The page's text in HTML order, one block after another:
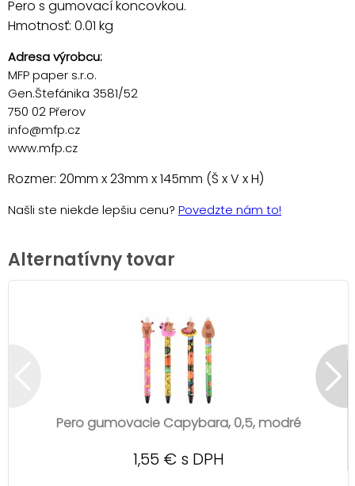
Pero s gumovací koncovkou.
Hmotnosť: 0.01 kg
Adresa výrobcu:
MFP paper s.r.o.
Gen.Štefánika 3581/52
750 02 Přerov
info@mfp.cz
www.mfp.cz
Rozmer: 20mm x 23mm x 145mm (Š x V x H)
Našli ste niekde lepšiu cenu? Povedzte nám to!
Alternatívny tovar
Pero gumovacie Capybara, 0,5, modré
1,55 € s DPH